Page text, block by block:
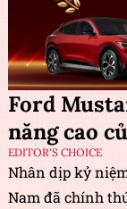
Ford
năng cao
EDITOR'S CHOICE
Nhân dịp kỷ
Nam đã chính